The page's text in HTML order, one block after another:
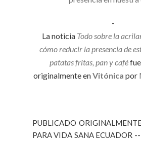
-
La noticia Todo sobre la
cómo reducir la presencia de
patatas fritas, pan y café
originalmente enVitónica por
PUBLICADO
PARA VIDA SANA ECUADOR